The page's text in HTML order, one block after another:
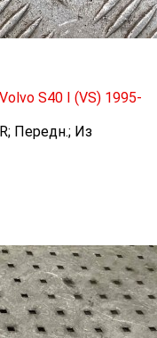
S40 I (VS) 1995-
Передн.; Из